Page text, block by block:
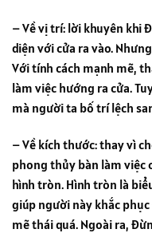
– Về vị trí: lời khuyên khi
diện với cửa ra vào.
Với tính cách mạnh mẽ,
làm việc hướng ra cửa.
mà người ta bố trí lệch
– Về kích thước: thay vì
phong thủy bàn làm việc
hình tròn. Hình tròn là
giúp người này khắc
mẽ thái quá. Ngoài ra,